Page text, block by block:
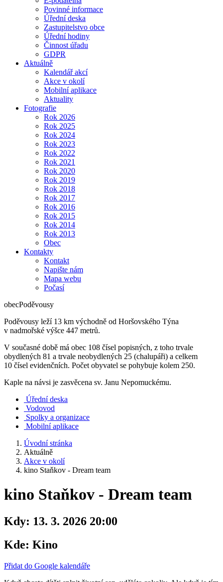
Povinné informace
Úřední deska
Zastupitelstvo obce
Úřední hodiny
Činnost úřadu
GDPR
Aktuálně
Kalendář akcí
Akce v okolí
Mobilní aplikace
Aktuality
Fotografie
Rok 2026
Rok 2025
Rok 2024
Rok 2023
Rok 2022
Rok 2021
Rok 2020
Rok 2019
Rok 2018
Rok 2017
Rok 2016
Rok 2015
Rok 2014
Rok 2013
Obec
Kontakty
Kontakt
Napište nám
Mapa webu
Počasí
obecPoděvousy
Poděvousy leží 13 km východně od Horšovského Týna
v nadmořské výšce 447 metrů.
V současné době má obec 108 čísel popisných, z toho trvale
obydlených 81 a trvale neobydlených 25 (chalupáři) a celkem
10 čísel evidenčních. Počet obyvatel se pohybuje kolem 250.
Kaple na návsi je zasvěcena sv. Janu Nepomuckému.
Úřední deska
Vodovod
Spolky a organizace
Mobilní aplikace
Úvodní stránka
Aktuálně
Akce v okolí
kino Staňkov - Dream team
kino Staňkov - Dream team
Kdy: 13. 3. 2026 20:00
Kde: Kino
Přidat do Google kalendáře